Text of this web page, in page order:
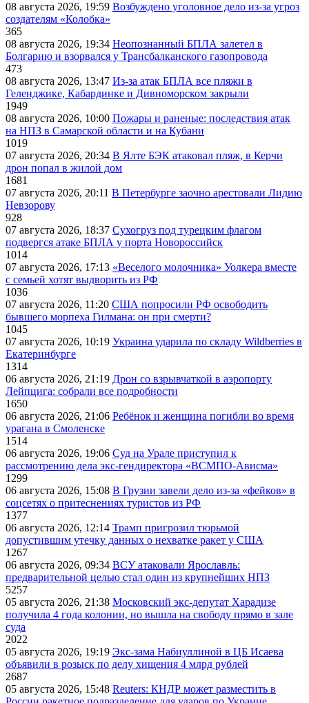
08 августа 2026, 19:59 Возбуждено уголовное дело из-за угроз
создателям «Колобка»
365
08 августа 2026, 19:34 Неопознанный БПЛА залетел в
Болгарию и взорвался у Трансбалканского газопровода
473
08 августа 2026, 13:47 Из-за атак БПЛА все пляжи в
Геленджике, Кабардинке и Дивноморском закрыли
1949
08 августа 2026, 10:00 Пожары и раненые: последствия атак
на НПЗ в Самарской области и на Кубани
1019
07 августа 2026, 20:34 В Ялте БЭК атаковал пляж, в Керчи
дрон попал в жилой дом
1681
07 августа 2026, 20:11 В Петербурге заочно арестовали Лидию
Невзорову
928
07 августа 2026, 18:37 Сухогруз под турецким флагом
подвергся атаке БПЛА у порта Новороссийск
1014
07 августа 2026, 17:13 «Веселого молочника» Уолкера вместе
с семьей хотят выдворить из РФ
1036
07 августа 2026, 11:20 США попросили РФ освободить
бывшего морпеха Гилмана: он при смерти?
1045
07 августа 2026, 10:19 Украина ударила по складу Wildberries в
Екатеринбурге
1314
06 августа 2026, 21:19 Дрон со взрывчаткой в аэропорту
Лейпцига: собрали все подробности
1650
06 августа 2026, 21:06 Ребёнок и женщина погибли во время
урагана в Смоленске
1514
06 августа 2026, 19:06 Суд на Урале приступил к
рассмотрению дела экс-гендиректора «ВСМПО-Ависма»
1299
06 августа 2026, 15:08 В Грузии завели дело из-за «фейков» в
соцсетях о притеснениях туристов из РФ
1377
06 августа 2026, 12:14 Трамп пригрозил тюрьмой
допустившим утечку данных о нехватке ракет у США
1267
06 августа 2026, 09:34 ВСУ атаковали Ярославль:
предварительной целью стал один из крупнейших НПЗ
5257
05 августа 2026, 21:38 Московский экс-депутат Харадизе
получила 4 года колонии, но вышла на свободу прямо в зале
суда
2022
05 августа 2026, 19:19 Экс-зама Набиуллиной в ЦБ Исаева
объявили в розыск по делу хищения 4 млрд рублей
2687
05 августа 2026, 15:48 Reuters: КНДР может разместить в